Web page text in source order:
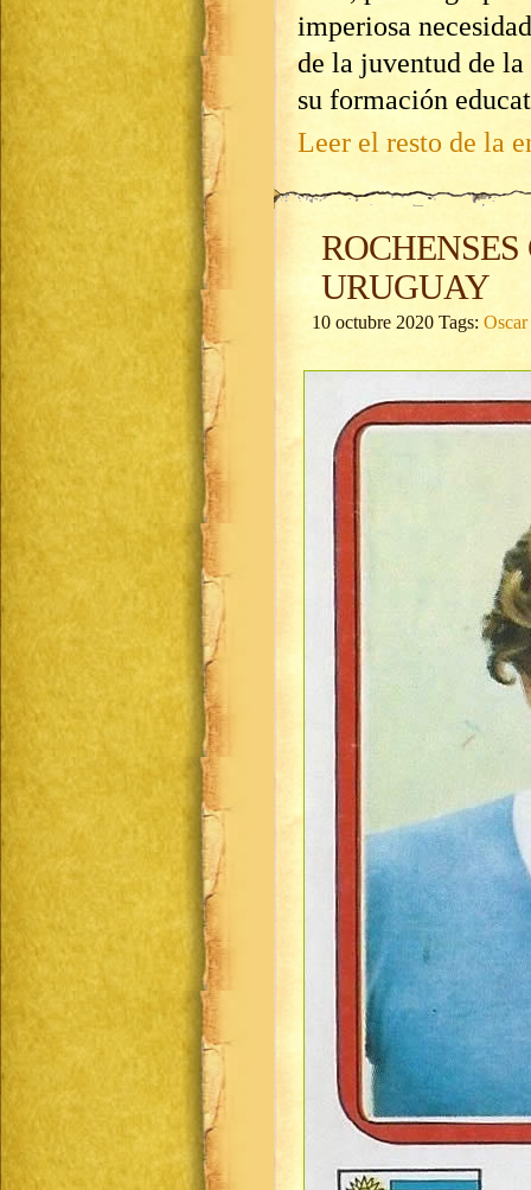
imperiosa
de la juventud de
su formación
Leer el resto de la
URUGUAY
10 octubre 2020 Tags: